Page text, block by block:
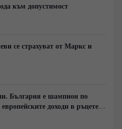
към допустимост
се страхуват от Маркс и
България е шампион по
доходи в ръцете
надминава и САЩ